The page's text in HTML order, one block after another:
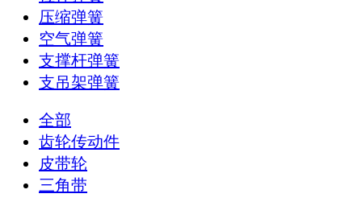
压缩弹簧
空气弹簧
支撑杆弹簧
支吊架弹簧
全部
齿轮传动件
皮带轮
三角带